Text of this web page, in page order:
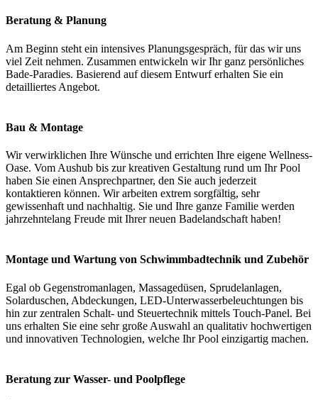
Beratung & Planung
Am Beginn steht ein intensives Planungsgespräch, für das wir uns
viel Zeit nehmen. Zusammen entwickeln wir Ihr ganz persönliches
Bade-Paradies. Basierend auf diesem Entwurf erhalten Sie ein
detailliertes Angebot.
Bau & Montage
Wir verwirklichen Ihre Wünsche und errichten Ihre eigene Wellness-
Oase. Vom Aushub bis zur kreativen Gestaltung rund um Ihr Pool
haben Sie einen Ansprechpartner, den Sie auch jederzeit
kontaktieren können. Wir arbeiten extrem sorgfältig, sehr
gewissenhaft und nachhaltig. Sie und Ihre ganze Familie werden
jahrzehntelang Freude mit Ihrer neuen Badelandschaft haben!
Montage und Wartung von Schwimmbadtechnik und Zubehör
Egal ob Gegenstromanlagen, Massagedüsen, Sprudelanlagen,
Solarduschen, Abdeckungen, LED-Unterwasserbeleuchtungen bis
hin zur zentralen Schalt- und Steuertechnik mittels Touch-Panel. Bei
uns erhalten Sie eine sehr große Auswahl an qualitativ hochwertigen
und innovativen Technologien, welche Ihr Pool einzigartig machen.
Beratung zur Wasser- und Poolpflege